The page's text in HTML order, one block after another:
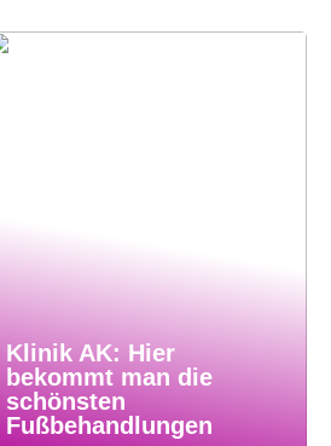
Klinik AK: Hier
bekommt man die
schönsten
Fußbehandlungen